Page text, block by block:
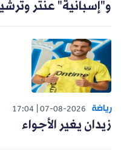
و"إسبانية" عنتر
رياضة 07-08-2026
17:04
زيدان يغير الأجواء